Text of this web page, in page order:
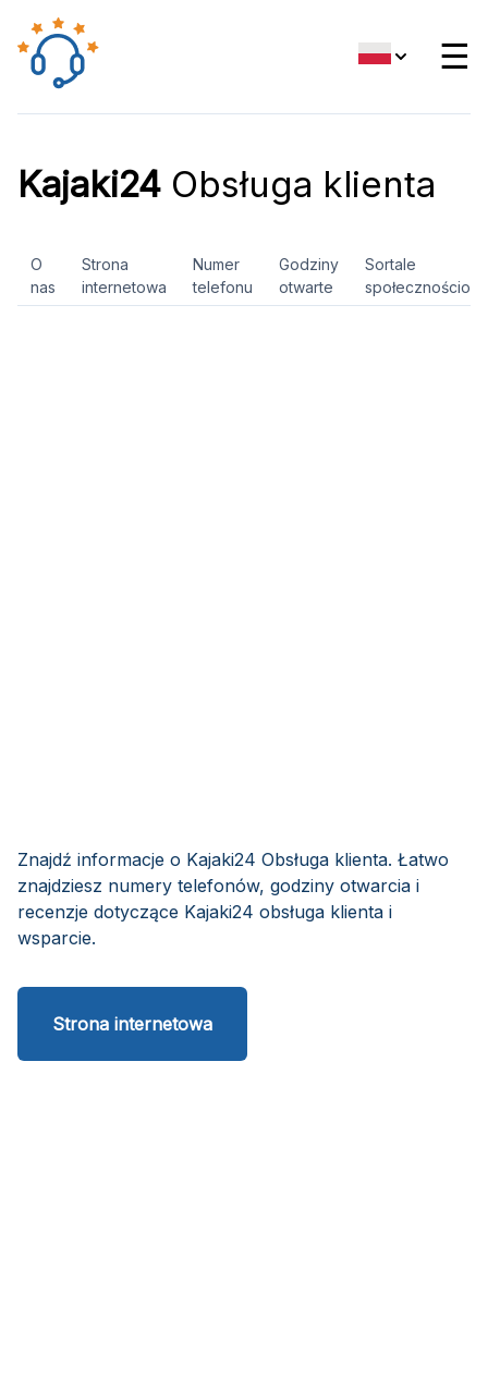
☰
Kajaki24 Obsługa klienta
O
nas
Strona
internetowa
Numer
telefonu
Godziny
otwarte
Sortale
Znajdź informacje o Kajaki24 Obsługa klienta. Łatwo
znajdziesz numery telefonów, godziny otwarcia i
recenzje dotyczące Kajaki24 obsługa klienta i
wsparcie.
Strona internetowa